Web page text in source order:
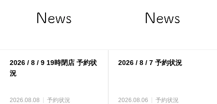
2026 / 8 / 9 19時閉店 予約状
況
2026.08.08 予約状況
2026 / 8 / 7 予約状況
2026.08.06 予約状況